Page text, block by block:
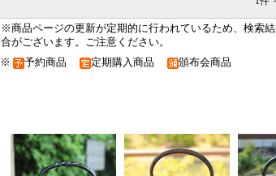
※商品ページの更新が定期的に行われているため、検索
合がございます。ご注意ください。
※ 予約商品 定期購入商品 頒布会商品